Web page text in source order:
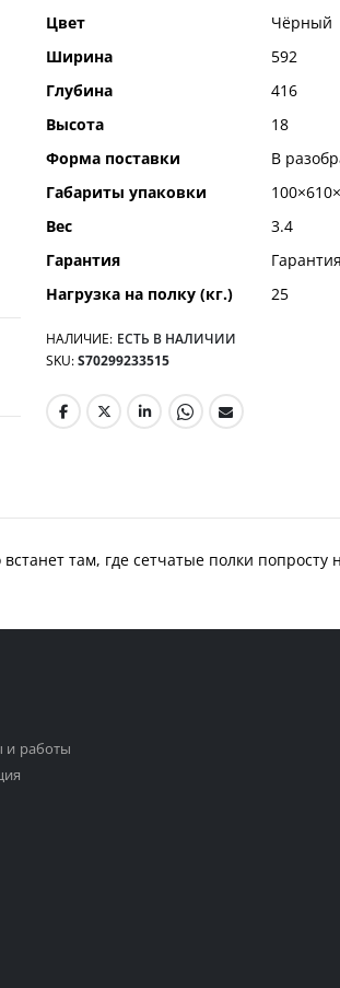
Цвет
Чёрный
Ширина
592
Глубина
416
Высота
18
Форма поставки
В
Габариты упаковки
Вес
3.4
Гарантия
Нагрузка на полку (кг.)
25
НАЛИЧИЕ: ЕСТЬ В НАЛИЧИИ
SKU S70299233515
там, где сетчатые полки попросту
и работы